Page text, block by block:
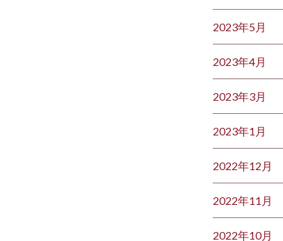
2023年5月
2023年4月
2023年3月
2023年1月
2022年12月
2022年11月
2022年10月